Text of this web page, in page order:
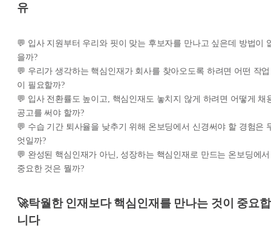
유
💬 입사 지원부터 우리와 핏이 맞는 후보자를 만나고 싶은데 방법이
을까?
💬 우리가 생각하는 핵심인재가 회사를 찾아오도록 하려면 어떤 작업
이 필요할까?
💬 입사 전환률도 높이고, 핵심인재도 놓치지 않게 하려면 어떻게 채
공고를 써야 할까?
💬 수습 기간 퇴사율을 낮추기 위해 온보딩에서 신경써야 할 경험은
엇일까?
💬 완성된 핵심인재가 아닌, 성장하는 핵심인재로 만드는 온보딩에서
중요한 것은 뭘까?
🚀탁월한 인재보다 핵심인재를 만나는 것이 중요합
니다